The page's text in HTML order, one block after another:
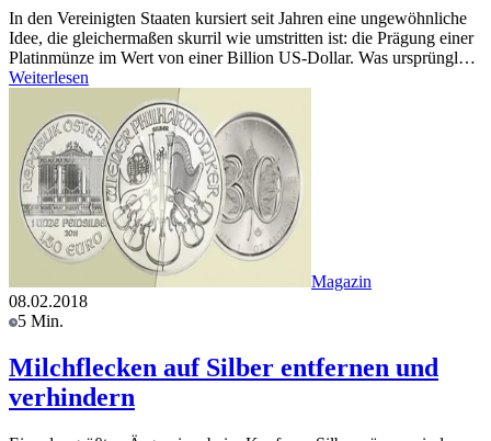
In den Vereinigten Staaten kursiert seit Jahren eine ungewöhnliche
Idee, die gleichermaßen skurril wie umstritten ist: die Prägung einer
Platinmünze im Wert von einer Billion US-Dollar. Was ursprüngl…
Weiterlesen
Magazin
08.02.2018
5 Min.
Milchflecken auf Silber entfernen und
verhindern